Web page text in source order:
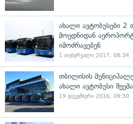
ახალი ავტობუსები 2
მოედნიდან
იმოძრავებენ
1 თებერვალი 2017, 08:34
თბილისის
ახალი ავტობუსი
19 დეკემბერი 2016, 09:30